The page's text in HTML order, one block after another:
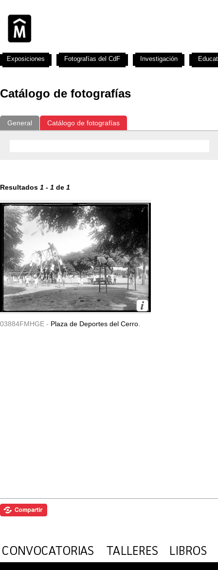
Catálogo de fotografías
General Catálogo de fotografías
Resultados 1 - 1 de 1
03884FMHGE - Plaza de Deportes del Cerro.
Exposiciones Fotografías del CdF Investigación